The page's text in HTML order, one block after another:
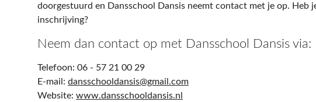
doorgestuurd en Dansschool Dansis neemt contact met je op. Heb
inschrijving?
Neem dan contact op met Dansschool Dansis via:
Telefoon: 06 - 57 21 00 29
E-mail: dansschooldansis@gmail.com
Website: www.dansschooldansis.nl